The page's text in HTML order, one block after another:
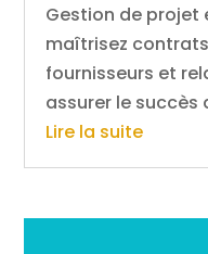
Gestion de projet
maîtrisez
fournisseurs et
assurer le succès
Lire la suite